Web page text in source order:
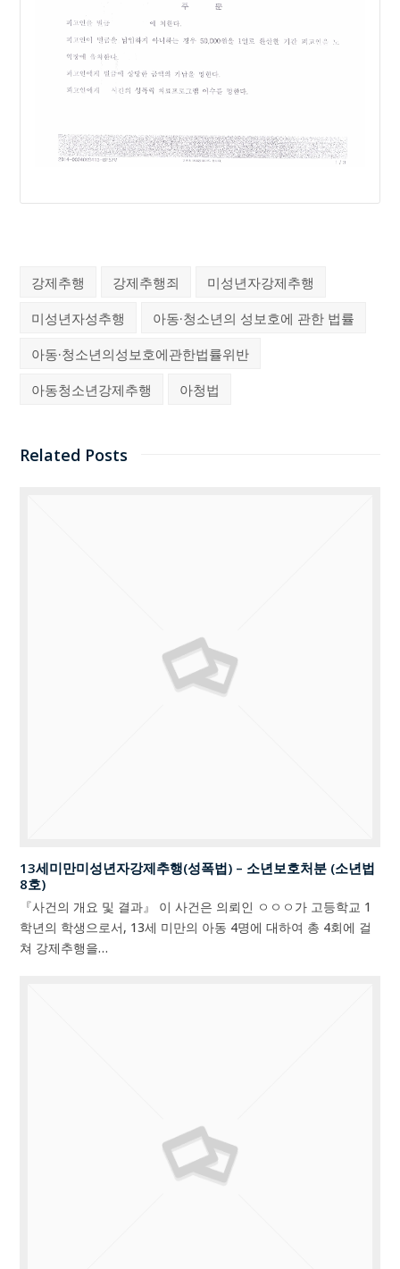
강제추행 강제추행죄
미성년자강제추행
미성년자성추행
아동·청소년의 성보호에 관한 법률
아동·청소년의성보호에관한법률위반
아동청소년강제추행
아청법
Related Posts
13세미만미성년자강제추행(성폭법) – 소년보호처분 (소년법
8호)
『사건의 개요 및 결과』 이 사건은 의뢰인 ㅇㅇㅇ가 고등학교 1
학년의 학생으로서, 13세 미만의 아동 4명에 대하여 총 4회에 걸
쳐 강제추행을…